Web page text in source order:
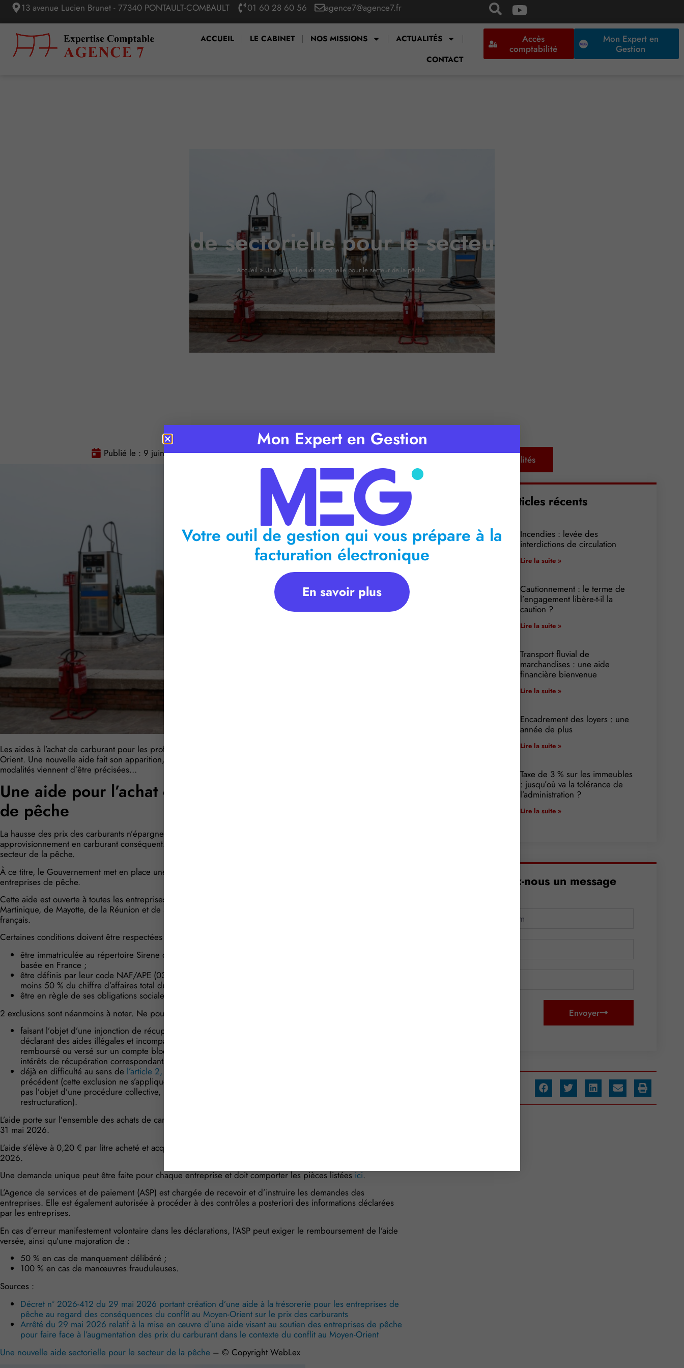
13 avenue Lucien Brunet - 77340 PONTAULT-COMBAULT 01 60 28 60 56 agence7@agence7.fr
ACCUEIL LE CABINET NOS MISSIONS
ACTUALITÉS
CONTACT
Accès
comptabilité
Mon Expert en
Gestion
Une nouvelle aide sectorielle pour le secteur de la pêche
Accueil » Une nouvelle aide sectorielle pour le secteur de la pêche
Publié le : 9 juin 2026 Temps de lecture : 2 minutes
Les aides à l’achat de carburant pour les professionnels se multiplient depuis le début de la crise au Moyen-
Orient. Une nouvelle aide fait son apparition, au bénéfice des professionnels du secteur de la pêche, dont les
modalités viennent d’être précisées…
Une aide pour l’achat du carburant pour les bateaux
de pêche
La hausse des prix des carburants n’épargne aucun professionnel dont l’activité nécessite un
approvisionnement en carburant conséquent. C’est notamment et évidemment le cas des professionnels du
secteur de la pêche.
À ce titre, le Gouvernement met en place une aide financière liée à l’achat de carburant à destination des
entreprises de pêche.
Cette aide est ouverte à toutes les entreprises françaises de métropole, de la Guadeloupe, de la Guyane, de la
Martinique, de Mayotte, de la Réunion et de Saint-Martin dont les bateaux de pêche sont armés sous pavillon
français.
Certaines conditions doivent être respectées par ces entreprises pour être éligibles à cette aide :
être immatriculée au répertoire Sirene de l’INSEE par un numéro SIRET attestant que l’entreprise est
basée en France ;
être définis par leur code NAF/APE (0311Z) ou avoir un chiffre d’affaires généré par la pêche d’au
moins 50 % du chiffre d’affaires total du dernier exercice ;
être en règle de ses obligations sociales et fiscales à la date de la demande.
2 exclusions sont néanmoins à noter. Ne pourront bénéficier de cette aide les entreprises :
faisant l’objet d’une injonction de récupération non exécutée suivant une décision de la Commission
déclarant des aides illégales et incompatibles avec le marché intérieur, tant qu’elles n’auront pas
remboursé ou versé sur un compte bloqué le montant total de l’aide illégale et incompatible, majoré des
intérêts de récupération correspondants ;
déjà en difficulté au sens de l’article 2, point 18 du règlement UE no 651/2014
précédent (cette exclusion ne s’applique pas aux micro et petites entreprises, dès lors qu’elles ne font
pas l’objet d’une procédure collective, n’ont pas bénéficié d’une aide au sauvetage ou d’une aide à la
restructuration).
L’aide porte sur l’ensemble des achats de carburants réalisés par ces entreprises entre le 1ᵉʳ avril 2026 et le
31 mai 2026.
L’aide s’élève à 0,20 € par litre acheté et acquitté en avril 2026 et 0,35 € par litre acheté et acquitté en mai
2026.
Une demande unique peut être faite pour chaque entreprise et doit comporter les pièces listéesici.
L’Agence de services et de paiement (ASP) est chargée de recevoir et d’instruire les demandes des
entreprises. Elle est également autorisée à procéder à des contrôles a posteriori des informations déclarées
par les entreprises.
En cas d’erreur manifestement volontaire dans les déclarations, l’ASP peut exiger le remboursement de l’aide
versée, ainsi qu’une majoration de :
50 % en cas de manquement délibéré ;
100 % en cas de manœuvres frauduleuses.
Sources :
Décret n° 2026-412 du 29 mai 2026 portant création d’une aide à la trésorerie pour les entreprises de
pêche au regard des conséquences du conflit au Moyen-Orient sur le prix des carburants
Arrêté du 29 mai 2026 relatif à la mise en œuvre d’une aide visant au soutien des entreprises de pêche
pour faire face à l’augmentation des prix du carburant dans le contexte du conflit au Moyen-Orient
Une nouvelle aide sectorielle pour le secteur de la pêche – © Copyright WebLex
Retour aux actualités
Articles récents
Incendies : levée des
interdictions de circulation
Lire la suite »
Cautionnement : le terme de
l’engagement libère-t-il la
caution ?
Lire la suite »
Transport fluvial de
marchandises : une aide
financière bienvenue
Lire la suite »
Encadrement des loyers : une
année de plus
Lire la suite »
Taxe de 3 % sur les immeubles
: jusqu’où va la tolérance de
l’administration ?
Lire la suite »
Envoyez-nous un message
Envoyer
Mon Expert en Gestion
Votre outil de gestion qui vous prépare à la
facturation électronique
En savoir plus